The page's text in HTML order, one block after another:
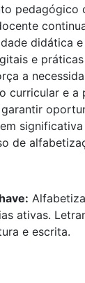
pedagógico
didática
e
a
curricular e a
de
ativas.
e escrita.